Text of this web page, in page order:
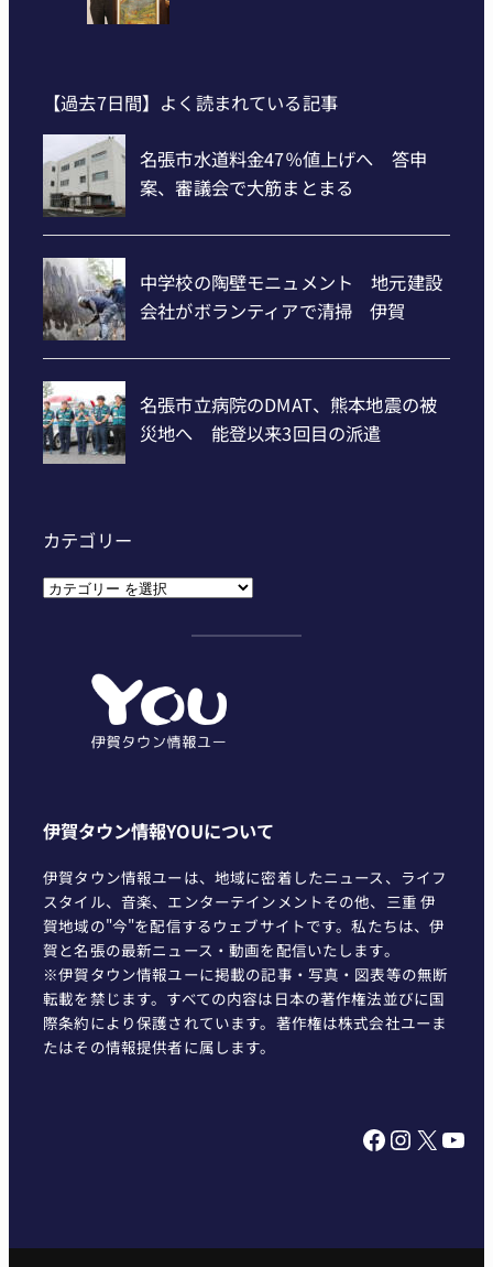
【過去7日間】よく読まれている記事
カテゴリー
カ
伊賀タウン情報YOUについて
伊賀タウン情報ユーは、地域に密着したニュース、ライフ
スタイル、音楽、エンターテインメントその他、三重 伊
賀地域の"今"を配信するウェブサイトです。私たちは、伊
賀と名張の最新ニュース・動画を配信いたします。
※伊賀タウン情報ユーに掲載の記事・写真・図表等の無断
転載を禁じます。すべての内容は日本の著作権法並びに国
際条約により保護されています。著作権は株式会社ユーま
たはその情報提供者に属します。
Facebook InstagramX YouTube